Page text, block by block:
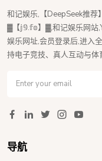
和记娱乐,【DeepSeek推
▓【𝕛𝟡.𝕗𝕠】▓,和记娱乐网
娱乐网址,会员登录后,进入
持电子竞技、真人互动与体
导航